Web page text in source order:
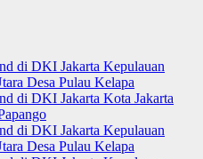
di DKI Jakarta Kepulauan
Desa Pulau Kelapa
di DKI Jakarta Kota Jakarta
di DKI Jakarta Kepulauan
Desa Pulau Kelapa